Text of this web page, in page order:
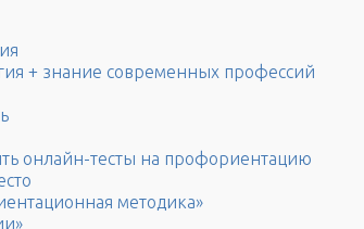
+ знание современных профессий
онлайн-тесты на профориентацию
методика»